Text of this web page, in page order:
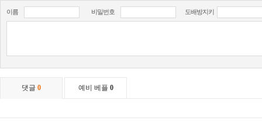
이름 비밀번호 도배방지키
댓글 0 예비 베플 0